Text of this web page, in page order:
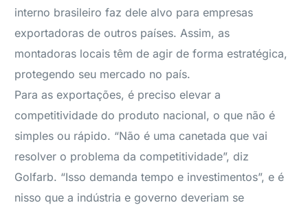
interno brasileiro faz dele alvo para empresas
exportadoras de outros países. Assim, as
montadoras locais têm de agir de forma estratégica,
protegendo seu mercado no país.
Para as exportações, é preciso elevar a
competitividade do produto nacional, o que não é
simples ou rápido. “Não é uma canetada que vai
resolver o problema da competitividade”, diz
Golfarb. “Isso demanda tempo e investimentos”, e é
nisso que a indústria e governo deveriam se